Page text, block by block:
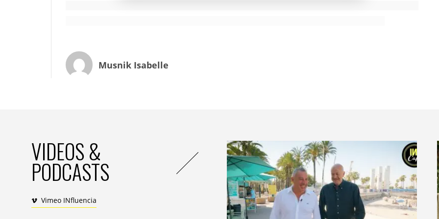
IN : vous accueillez dans vos centres un nombre croissant de pop-up stores consacrés au food.
Quelles raisons expliquent la multiplication de magasins éphémères dans ce secteur ?
Les marques, de leur côté, peuvent ainsi tester facilement de nouveaux circuits de distribution,
voir si le marché est prêt, proposer de nouvelles offres ou de nouveaux produits, rechercher
de nouvelles cibles, faire connaître au grand public des petits producteurs… Dans le food,
l’achat est souvent un achat d’impulsion et il est important de se positionner sur le parcours
client : c’est ce qu’offre le pop-up dans un centre commercial. Les centres permettent
également à une marque de faire de la pédagogie et d’expliquer comment changer les usages.
Musnik Isabelle
VIDEOS &
PODCASTS
Vimeo INfluencia